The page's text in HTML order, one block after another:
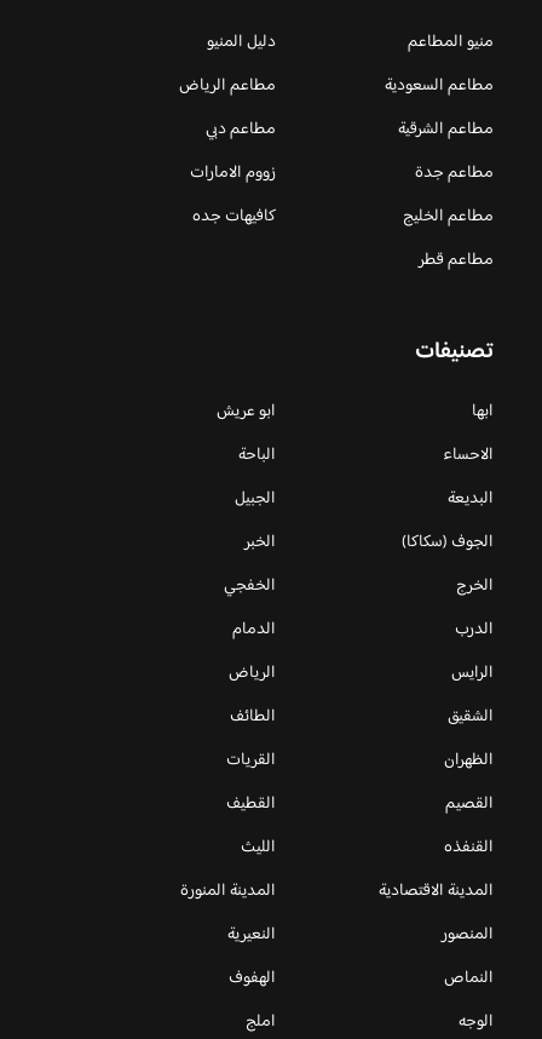
منيو المطاعم
دليل المنيو
مطاعم السعودية
مطاعم الرياض
مطاعم الشرقية
مطاعم دبي
مطاعم جدة
زووم الامارات
مطاعم الخليج
كافيهات جده
مطاعم قطر
تصنيفات
ابها
ابو عريش
الاحساء
الباحة
البديعة
الجبيل
الجوف (سكاكا)
الخبر
الخرج
الخفجي
الدرب
الدمام
الرايس
الرياض
الشقيق
الطائف
الظهران
القريات
القصيم
القطيف
القنفذه
الليث
المدينة الاقتصادية
المدينة المنورة
المنصور
النعيرية
النماص
الهفوف
الوجه
املج